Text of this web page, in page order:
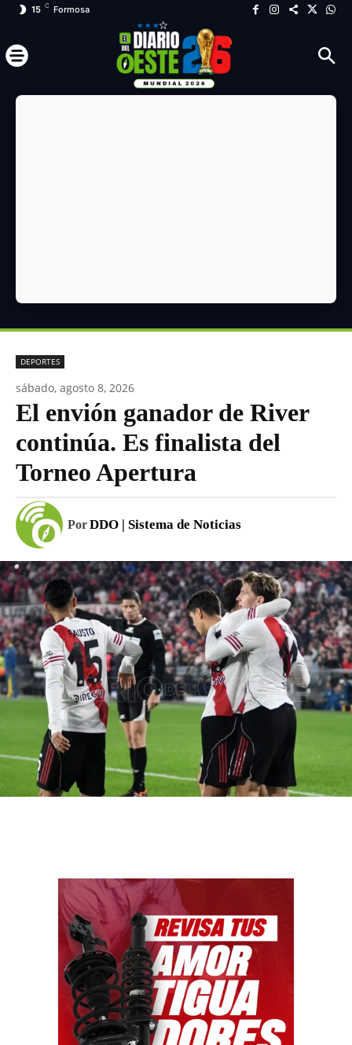
15 C Formosa
DEPORTES
sábado, agosto 8, 2026
El envión ganador de River
continúa. Es finalista del
Torneo Apertura
PorDDO | Sistema de Noticias